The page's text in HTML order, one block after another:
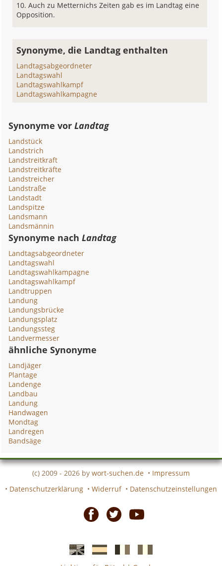
Auch zu Metternichs Zeiten gab es im Landtag eine
Opposition.
Synonyme, die Landtag enthalten
Landtagsabgeordneter
Landtagswahl
Landtagswahlkampf
Landtagswahlkampagne
Synonyme vorLandtag
Landstück
Landstrich
Landstreitkraft
Landstreitkräfte
Landstreicher
Landstraße
Landstadt
Landspitze
Landsmann
Landsmännin
Synonyme nachLandtag
Landtagsabgeordneter
Landtagswahl
Landtagswahlkampagne
Landtagswahlkampf
Landtruppen
Landung
Landungsbrücke
Landungsplatz
Landungssteg
Landvermesser
ähnliche Synonyme
Landjäger
Plantage
Landenge
Landbau
Landung
Handwagen
Mondtag
Landregen
Bandsäge
(c) 2009 - 2026 by wort-suchen.de • Impressum
• Datenschutzerklärung • Widerruf • Datenschutzeinstellungen